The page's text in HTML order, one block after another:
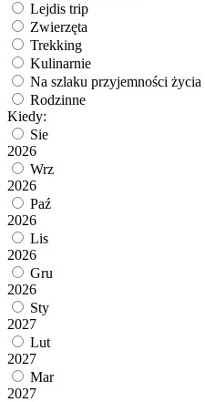
Lejdis trip
Zwierzęta
Trekking
Kulinarnie
Na szlaku przyjemności życia
Rodzinne
Kiedy:
Sie
2026
Wrz
2026
Paź
2026
Lis
2026
Gru
2026
Sty
2027
Lut
2027
Mar
2027